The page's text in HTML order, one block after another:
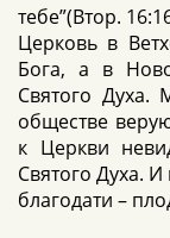
тебе”(Втор.
Церковь в
Бога, а в
Святого
обществе
к Церкви
Святого Духа.
благодати –